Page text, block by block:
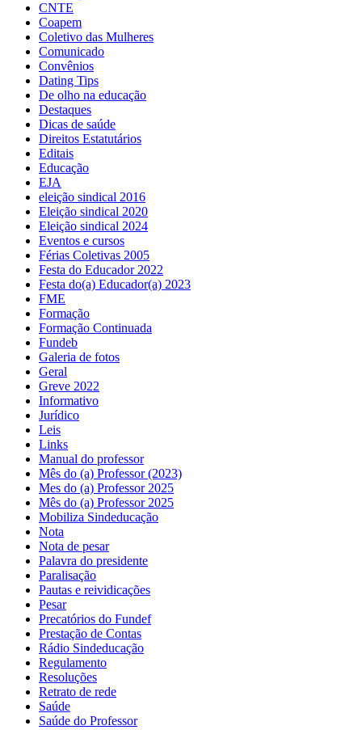
CNTE
Coapem
Coletivo das Mulheres
Comunicado
Convênios
Dating Tips
De olho na educação
Destaques
Dicas de saúde
Direitos Estatutários
Editais
Educação
EJA
eleição sindical 2016
Eleição sindical 2020
Eleição sindical 2024
Eventos e cursos
Férias Coletivas 2005
Festa do Educador 2022
Festa do(a) Educador(a) 2023
FME
Formação
Formação Continuada
Fundeb
Galeria de fotos
Geral
Greve 2022
Informativo
Jurídico
Leis
Links
Manual do professor
Mês do (a) Professor (2023)
Mes do (a) Professor 2025
Mês do (a) Professor 2025
Mobiliza Sindeducação
Nota
Nota de pesar
Palavra do presidente
Paralisação
Pautas e reividicações
Pesar
Precatórios do Fundef
Prestação de Contas
Rádio Sindeducação
Regulamento
Resoluções
Retrato de rede
Saúde
Saúde do Professor